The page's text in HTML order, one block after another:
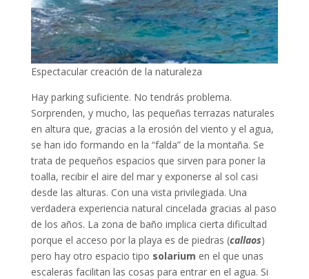
Espectacular creación de la naturaleza
Hay parking suficiente. No tendrás problema.
Sorprenden, y mucho, las pequeñas terrazas naturales
en altura que, gracias a la erosión del viento y el agua,
se han ido formando en la “falda” de la montaña. Se
trata de pequeños espacios que sirven para poner la
toalla, recibir el aire del mar y exponerse al sol casi
desde las alturas. Con una vista privilegiada. Una
verdadera experiencia natural cincelada gracias al paso
de los años. La zona de baño implica cierta dificultad
porque el acceso por la playa es de piedras (callaos)
pero hay otro espacio tipo solarium en el que unas
escaleras facilitan las cosas para entrar en el agua. Si